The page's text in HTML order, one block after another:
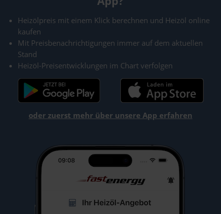
Heizölpreis mit einem Klick berechnen und Heizöl online
kaufen
Mit Preisbenachrichtigungen immer auf dem aktuellen
Stand
Heizöl-Preisentwicklungen im Chart verfolgen
oder zuerst mehr über unsere App erfahren